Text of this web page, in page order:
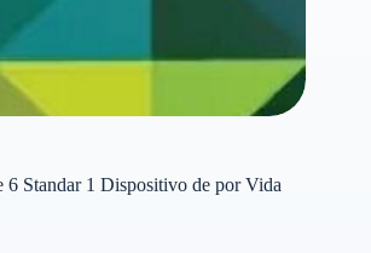
Standar 1 Dispositivo de por Vida